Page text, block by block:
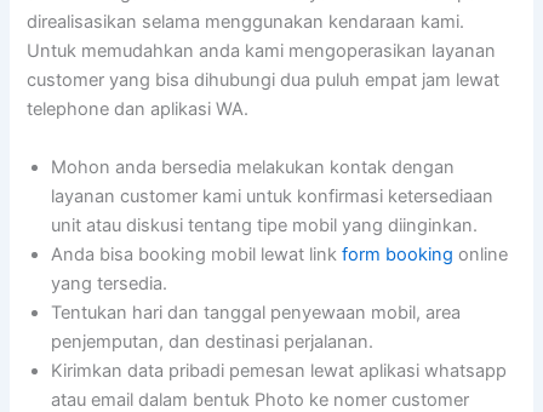
direalisasikan selama menggunakan kendaraan kami.
Untuk memudahkan anda kami mengoperasikan layanan
customer yang bisa dihubungi dua puluh empat jam lewat
telephone dan aplikasi WA.
Mohon anda bersedia melakukan kontak dengan
layanan customer kami untuk konfirmasi ketersediaan
unit atau diskusi tentang tipe mobil yang diinginkan.
Anda bisa booking mobil lewat linkform booking online
yang tersedia.
Tentukan hari dan tanggal penyewaan mobil, area
penjemputan, dan destinasi perjalanan.
Kirimkan data pribadi pemesan lewat aplikasi whatsapp
atau email dalam bentuk Photo ke nomer customer